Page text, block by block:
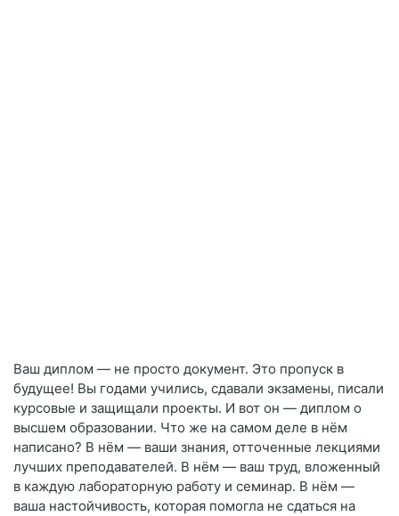
Ваш диплом — не просто документ. Это пропуск в
будущее! Вы годами учились, сдавали экзамены, писали
курсовые и защищали проекты. И вот он — диплом о
высшем образовании. Что же на самом деле в нём
написано? В нём — ваши знания, отточенные лекциями
лучших преподавателей. В нём — ваш труд, вложенный
в каждую лабораторную работу и семинар. В нём —
ваша настойчивость, которая помогла не сдаться на